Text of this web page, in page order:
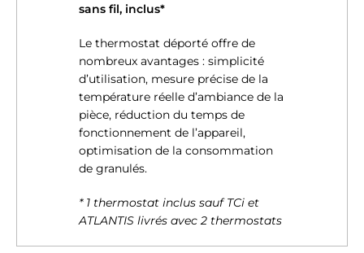
sans fil, inclus*
Le thermostat déporté offre de
nombreux avantages : simplicité
d’utilisation, mesure précise de la
température réelle d’ambiance de la
pièce, réduction du temps de
fonctionnement de l’appareil,
optimisation de la consommation
de granulés.
* 1 thermostat inclus sauf TCi et
ATLANTIS livrés avec 2 thermostats